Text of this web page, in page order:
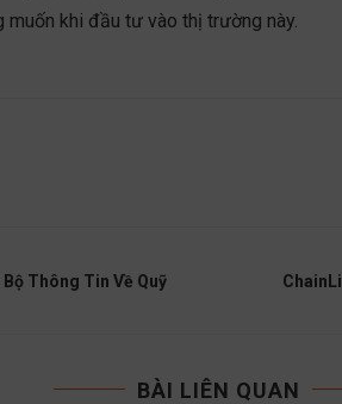
khi đầu tư vào thị trường này.
Thông Tin Về Quỹ
BÀI LIÊN QUAN